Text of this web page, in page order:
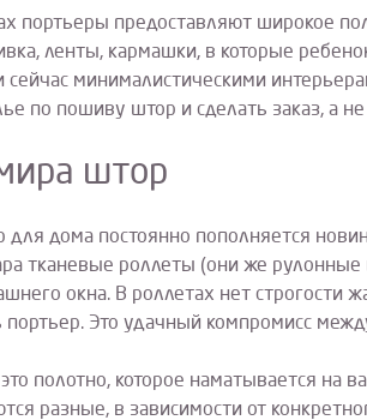
портьеры предоставляют широкое
ленты, кармашки, в которые
минималистическими
по пошиву штор и сделать заказ, а
штор
для дома постоянно пополняется
тканевые роллеты (они же
окна. В роллетах нет строгости
портьер. Это удачный компромисс
полотно, которое наматывается на
разные, в зависимости от